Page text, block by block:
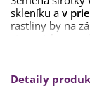
skleníku a v
rastliny by na
stanovisko sa
na jar (apríl až
jeseň, je možný
Semienka
Detaily